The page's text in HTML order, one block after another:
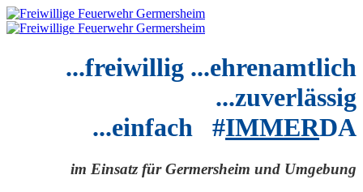
...freiwillig ...ehrenamtlich
...zuverlässig
...einfach #IMMERDA
im Einsatz für Germersheim und Umgebung